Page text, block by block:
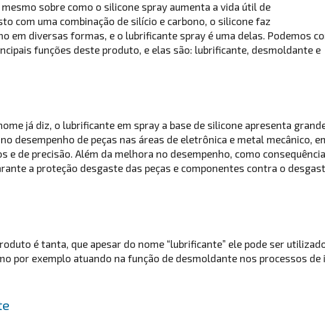
sobre como o silicone spray aumenta a vida útil de
com uma combinação de silício e carbono, o silicone faz
em diversas formas, e o lubrificante spray é uma delas. Podemos
funções deste produto, e elas são: lubrificante, desmoldante e
já diz, o lubrificante em spray a base de silicone apresenta
desempenho de peças nas áreas de eletrônica e metal mecânico,
e de precisão. Além da melhora no desempenho, como
a proteção desgaste das peças e componentes contra o
é tanta, que apesar do nome “lubrificante” ele pode ser
por exemplo atuando na função de desmoldante nos processos de